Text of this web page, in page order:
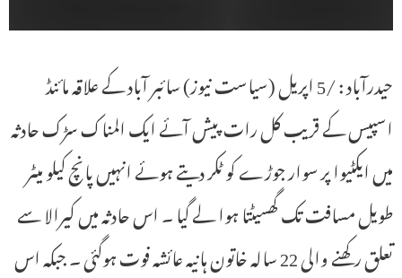
حیدرآباد : /5 اپریل (سیاست نیوز) سائبر آباد کے علاقہ مائنڈ
اسپیس کے قریب کل رات پیش آئے ایک المناک سڑک حادثہ
میں ایکٹیوا پر سوار جوڑے کو ٹکر دیتے ہوئے انہیں پانچ کیلو میٹر
طویل مسافت تک گھسیٹتا ہوا لے گیا ۔ اس حادثہ میں کیرالا سے
تعلق رکھنے والی 22 سالہ خاتون ہانیہ عائشہ فوت ہوگئی ۔ جبکہ اس